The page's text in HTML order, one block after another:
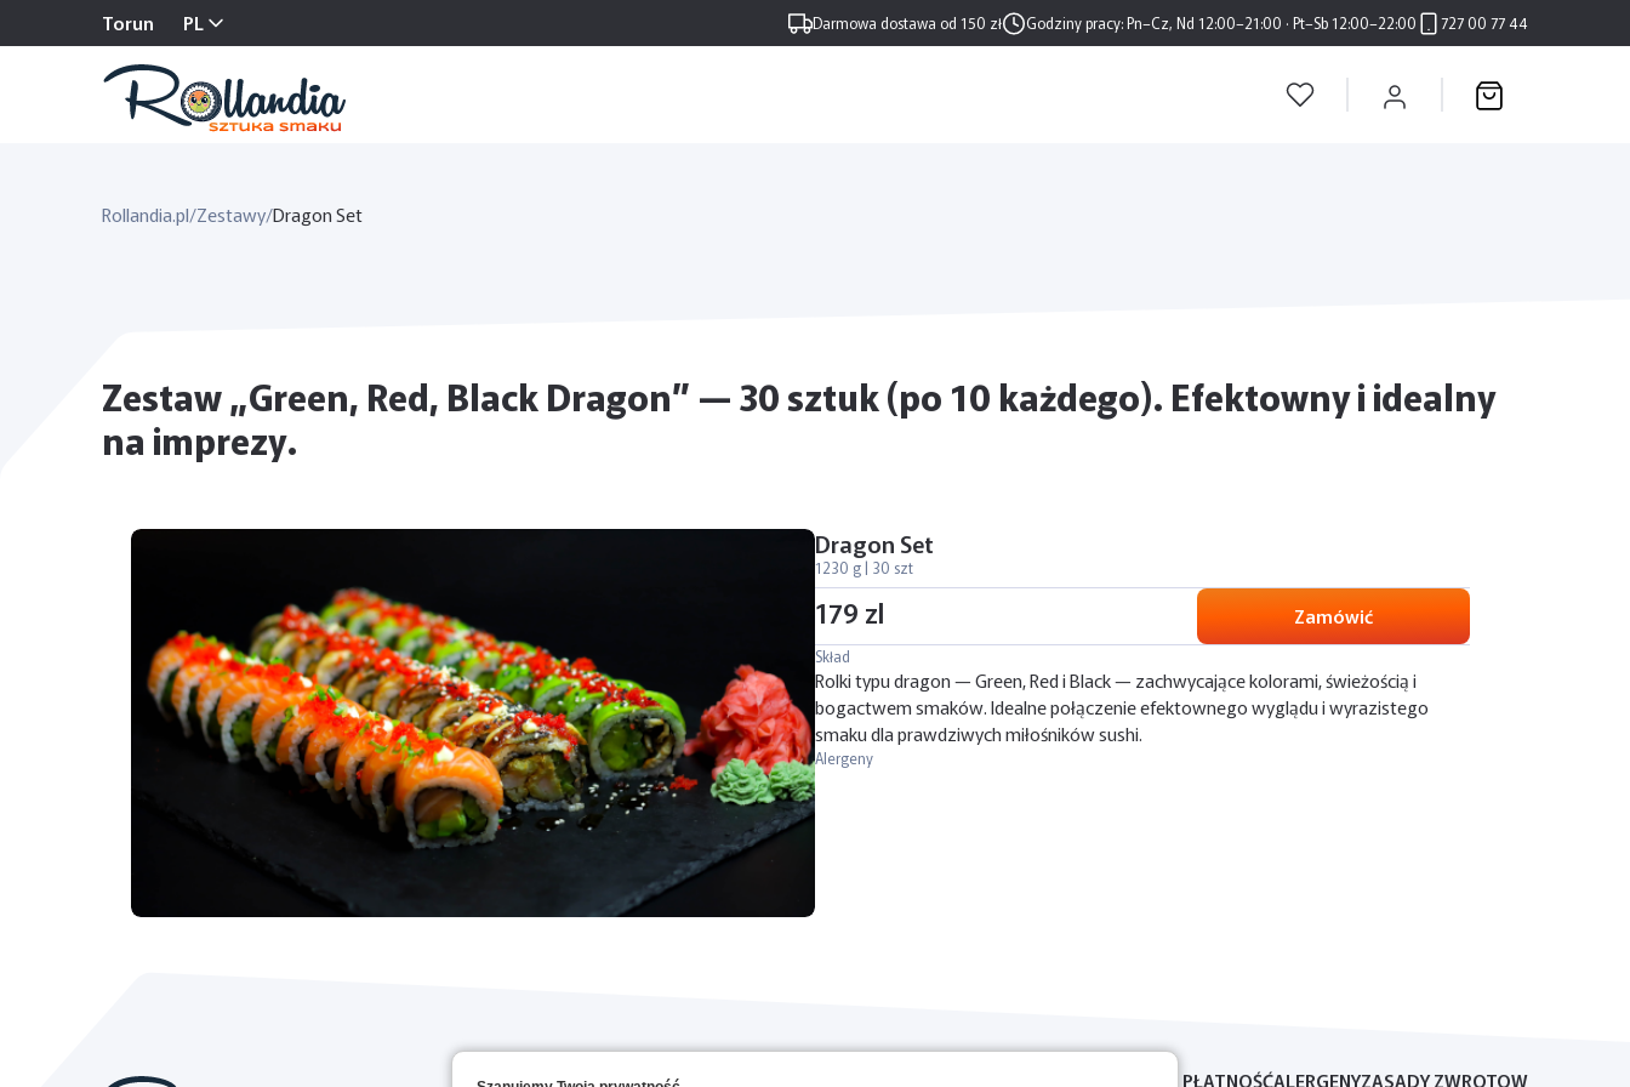
Torun PL Darmowa dostawa od 150 zł Godziny pracy:Pn–Cz, Nd 12:00–21:00 · Pt–Sb 12:00–22:00 727 00 77 44
Rollandia.pl/Zestawy/Dragon Set
Zestaw „Green, Red, Black Dragon” — 30 sztuk (po 10 każdego). Efektowny i idealny
na imprezy.
Dragon Set
1230 g | 30 szt
179 zl Zamówić
Skład
Rolki typu dragon — Green, Red i Black — zachwycające kolorami, świeżością i
bogactwem smaków. Idealne połączenie efektownego wyglądu i wyrazistego
smaku dla prawdziwych miłośników sushi.
Alergeny
DOSTAWA I PŁATNOŚĆALERGENYZASADY ZWROTOW